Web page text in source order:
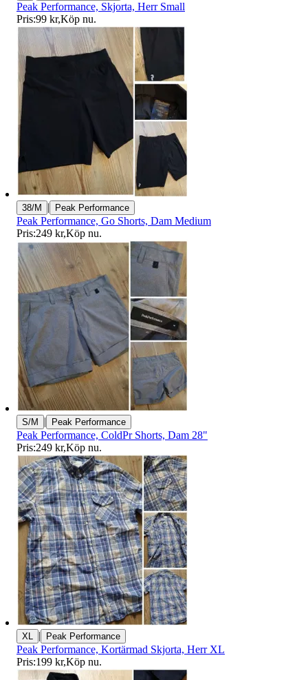
Peak Performance, Skjorta, Herr Small
Pris:99 kr,Köp nu.
38/M | Peak Performance
Peak Performance, Go Shorts, Dam Medium
Pris:249 kr,Köp nu.
S/M | Peak Performance
Peak Performance, ColdPr Shorts, Dam 28"
Pris:249 kr,Köp nu.
XL | Peak Performance
Peak Performance, Kortärmad Skjorta, Herr XL
Pris:199 kr,Köp nu.